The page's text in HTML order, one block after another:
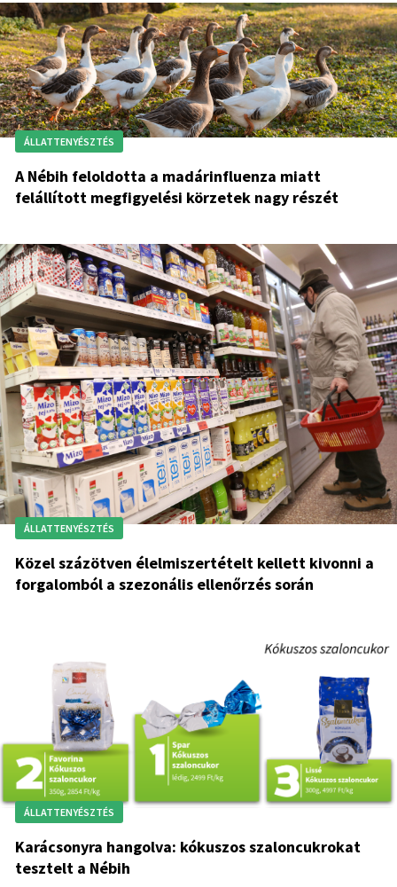
ÁLLATTENYÉSZTÉS
A Nébih feloldotta a madárinfluenza miatt
felállított megfigyelési körzetek nagy részét
ÁLLATTENYÉSZTÉS
Közel százötven élelmiszertételt kellett kivonni a
forgalomból a szezonális ellenőrzés során
ÁLLATTENYÉSZTÉS
Karácsonyra hangolva: kókuszos szaloncukrokat
tesztelt a Nébih